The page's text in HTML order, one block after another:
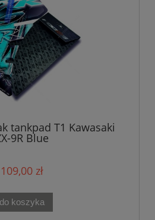
tankpad T1 Kawasaki
9R Blue
109,00 zł
do koszyka